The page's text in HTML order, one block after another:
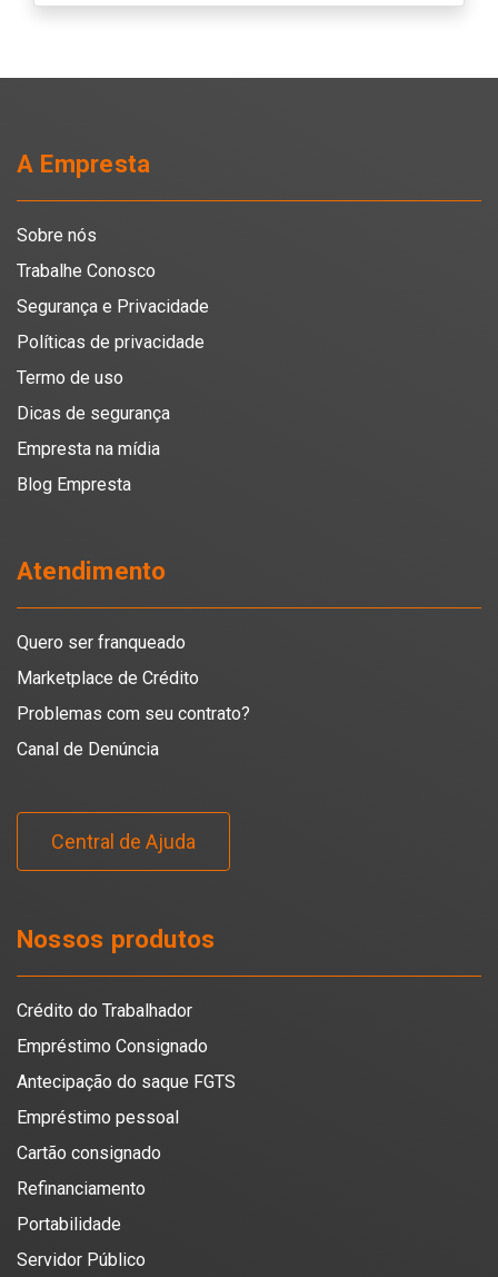
A Empresta
Sobre nós
Trabalhe Conosco
Segurança e Privacidade
Políticas de privacidade
Termo de uso
Dicas de segurança
Empresta na mídia
Blog Empresta
Atendimento
Quero ser franqueado
Marketplace de Crédito
Problemas com seu contrato?
Canal de Denúncia
Central de Ajuda
Nossos produtos
Crédito do Trabalhador
Empréstimo Consignado
Antecipação do saque FGTS
Empréstimo pessoal
Cartão consignado
Refinanciamento
Portabilidade
Servidor Público